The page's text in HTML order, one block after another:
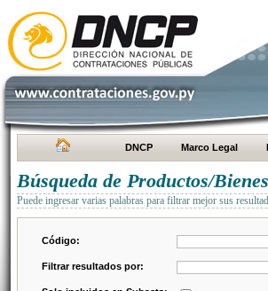
DNCP Marco Legal
Búsqueda de Productos/
Puede ingresar varias palabras para filtrar mejor sus
Código:
Filtrar resultados por: